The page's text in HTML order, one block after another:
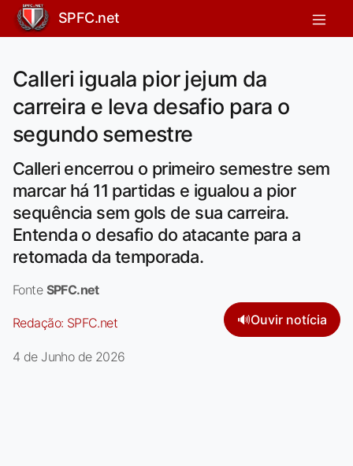
SPFC.net
Calleri iguala pior jejum da
carreira e leva desafio para o
segundo semestre
Calleri encerrou o primeiro semestre sem
marcar há 11 partidas e igualou a pior
sequência sem gols de sua carreira.
Entenda o desafio do atacante para a
retomada da temporada.
Fonte SPFC.net
Redação: SPFC.net 🔊Ouvir notícia
4 de Junho de 2026